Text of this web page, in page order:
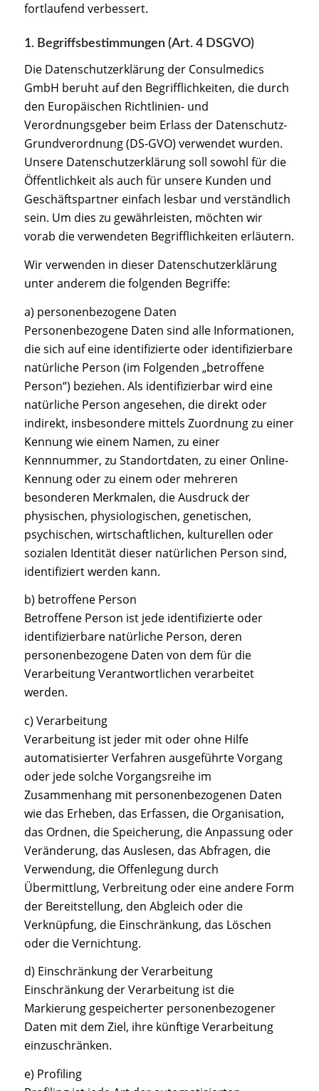
fortlaufend verbessert.
1. Begriffsbestimmungen (Art. 4 DSGVO)
Die Datenschutzerklärung der Consulmedics
GmbH beruht auf den Begrifflichkeiten, die durch
den Europäischen Richtlinien- und
Verordnungsgeber beim Erlass der Datenschutz-
Grundverordnung (DS-GVO) verwendet wurden.
Unsere Datenschutzerklärung soll sowohl für die
Öffentlichkeit als auch für unsere Kunden und
Geschäftspartner einfach lesbar und verständlich
sein. Um dies zu gewährleisten, möchten wir
vorab die verwendeten Begrifflichkeiten erläutern.
Wir verwenden in dieser Datenschutzerklärung
unter anderem die folgenden Begriffe:
a) personenbezogene Daten
Personenbezogene Daten sind alle Informationen,
die sich auf eine identifizierte oder identifizierbare
natürliche Person (im Folgenden „betroffene
Person“) beziehen. Als identifizierbar wird eine
natürliche Person angesehen, die direkt oder
indirekt, insbesondere mittels Zuordnung zu einer
Kennung wie einem Namen, zu einer
Kennnummer, zu Standortdaten, zu einer Online-
Kennung oder zu einem oder mehreren
besonderen Merkmalen, die Ausdruck der
physischen, physiologischen, genetischen,
psychischen, wirtschaftlichen, kulturellen oder
sozialen Identität dieser natürlichen Person sind,
identifiziert werden kann.
b) betroffene Person
Betroffene Person ist jede identifizierte oder
identifizierbare natürliche Person, deren
personenbezogene Daten von dem für die
Verarbeitung Verantwortlichen verarbeitet
werden.
c) Verarbeitung
Verarbeitung ist jeder mit oder ohne Hilfe
automatisierter Verfahren ausgeführte Vorgang
oder jede solche Vorgangsreihe im
Zusammenhang mit personenbezogenen Daten
wie das Erheben, das Erfassen, die Organisation,
das Ordnen, die Speicherung, die Anpassung oder
Veränderung, das Auslesen, das Abfragen, die
Verwendung, die Offenlegung durch
Übermittlung, Verbreitung oder eine andere Form
der Bereitstellung, den Abgleich oder die
Verknüpfung, die Einschränkung, das Löschen
oder die Vernichtung.
d) Einschränkung der Verarbeitung
Einschränkung der Verarbeitung ist die
Markierung gespeicherter personenbezogener
Daten mit dem Ziel, ihre künftige Verarbeitung
einzuschränken.
e) Profiling